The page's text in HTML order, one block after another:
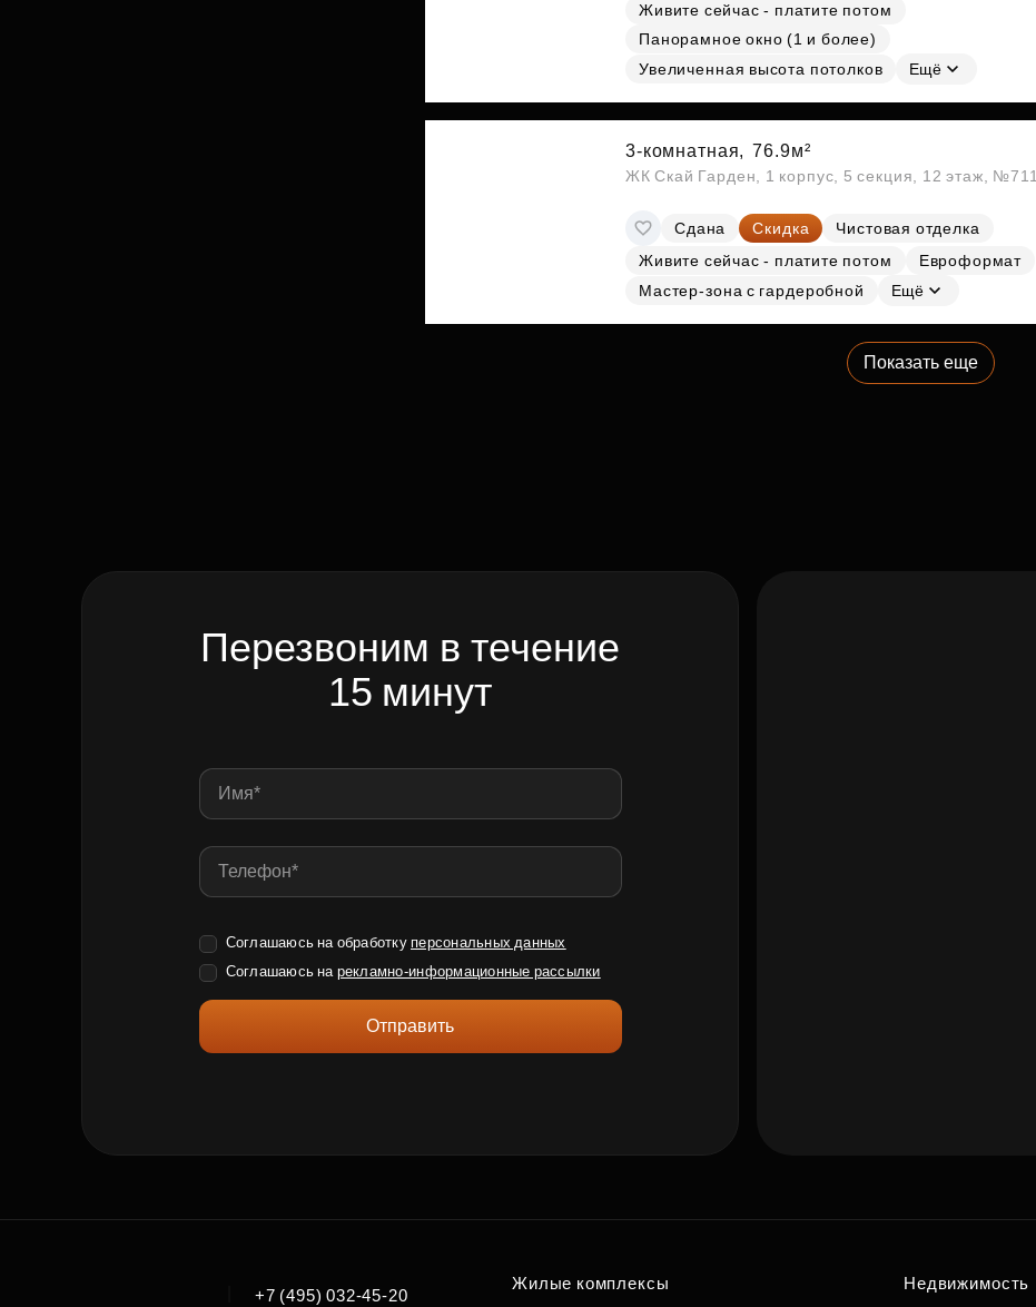
Живите сейчас - платите потом
Панорамное окно (1 и более)
Увеличенная высота потолков
Ещё
3-комнатная, 76.9м²
ЖК Скай Гарден, 1 корпус, 5 секция, 12 этаж, №711
Сдана Скидка
Чистовая отделка
Живите сейчас - платите потом
Евроформат
Мастер-зона с гардеробной
Ещё
Показать еще
Перезвоним в течение
15 минут
Соглашаюсь на обработку персональных данных
Соглашаюсь на рекламно-информационные рассылки
Отправить
+7 (495) 032-45-20
Жилые комплексы Недвижимость